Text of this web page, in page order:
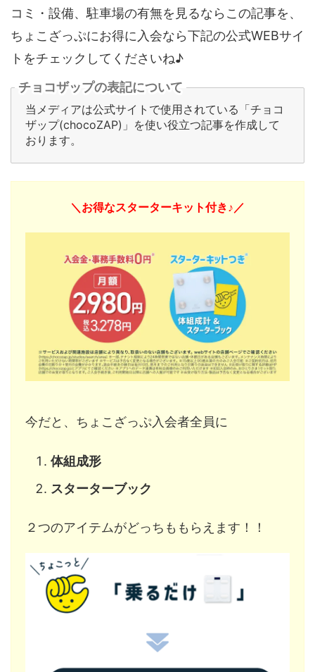
コミ・設備、駐車場の有無を見るならこの記事を、
ちょこざっぷにお得に入会なら下記の公式WEBサイ
トをチェックしてくださいね♪
チョコザップの表記について
当メディアは公式サイトで使用されている「チョコ
ザップ(chocoZAP)」を使い役立つ記事を作成して
おります。
＼お得なスターターキット付き♪／
今だと、ちょこざっぷ入会者全員に
体組成形
スターターブック
２つのアイテムがどっちももらえます！！